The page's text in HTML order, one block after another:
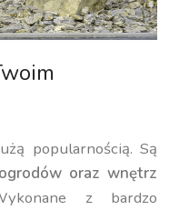
popularnością. Są
oraz wnętrz
z bardzo